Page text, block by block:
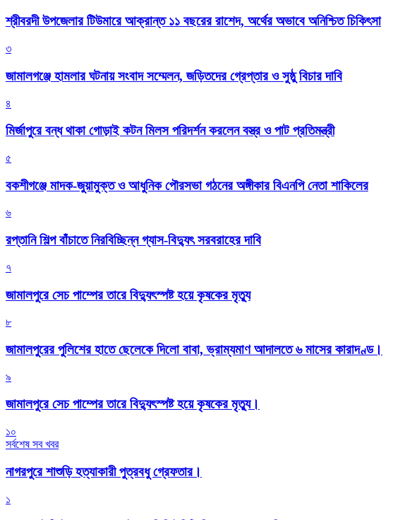
শ্রীবরদী উপজেলার টিউমারে আক্রান্ত ১১ বছরের রাশেদ, অর্থের অভাবে অনিশ্চিত চিকিৎসা
৩
জামালগঞ্জে হামলার ঘটনায় সংবাদ সম্মেলন, জড়িতদের গ্রেপ্তার ও সুষ্ঠু বিচার দাবি
৪
মির্জাপুরে বন্ধ থাকা গোড়াই কটন মিলস পরিদর্শন করলেন বস্ত্র ও পাট প্রতিমন্ত্রী
৫
বকশীগঞ্জে মাদক-জুয়ামুক্ত ও আধুনিক পৌরসভা গঠনের অঙ্গীকার বিএনপি নেতা শাকিলের
৬
রপ্তানি শিল্প বাঁচাতে নিরবিচ্ছিন্ন গ্যাস-বিদ্যুৎ সরবরাহের দাবি
৭
জামালপুরে সেচ পাম্পের তারে বিদ্যুৎস্পষ্ট হয়ে কৃষকের মৃত্যু
৮
জামালপুরের পুলিশের হাতে ছেলেকে দিলো বাবা, ভ্রাম্যমাণ আদালতে ৬ মাসের কারাদণ্ড।
৯
জামালপুরে সেচ পাম্পের তারে বিদ্যুৎস্পষ্ট হয়ে কৃষকের মৃত্যু।
১০
সর্বশেষ সব খবর
নাগরপুরে শাশুড়ি হত্যাকারী পুত্রবধু গ্রেফতার।
১